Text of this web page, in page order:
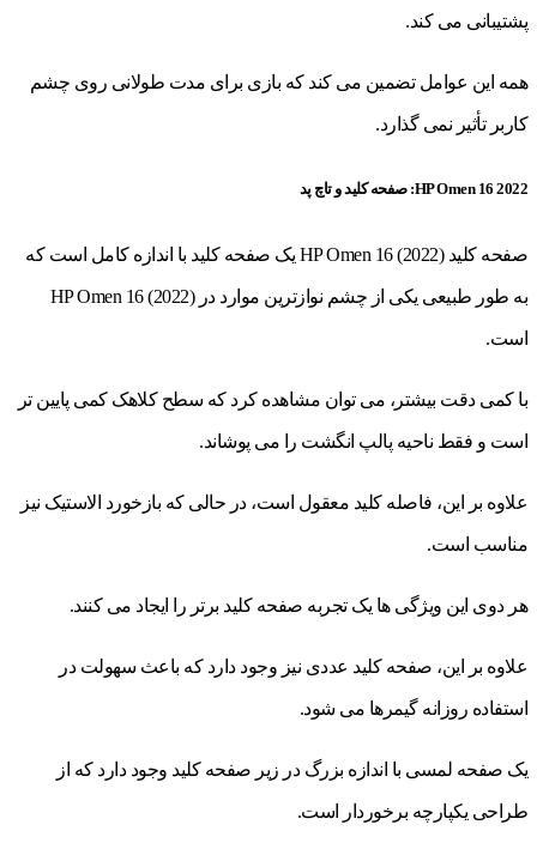
پشتیبانی می کند.
همه این عوامل تضمین می کند که بازی برای مدت طولانی روی چشم
کاربر تأثیر نمی گذارد.
HP Omen 16 2022: صفحه کلید و تاچ پد
صفحه کلید HP Omen 16 (2022) یک صفحه کلید با اندازه کامل است که
به طور طبیعی یکی از چشم نوازترین موارد در HP Omen 16 (2022)
است.
با کمی دقت بیشتر، می توان مشاهده کرد که سطح کلاهک کمی پایین تر
است و فقط ناحیه پالپ انگشت را می پوشاند.
علاوه بر این، فاصله کلید معقول است، در حالی که بازخورد الاستیک نیز
مناسب است.
هر دوی این ویژگی ها یک تجربه صفحه کلید برتر را ایجاد می کنند.
علاوه بر این، صفحه کلید عددی نیز وجود دارد که باعث سهولت در
استفاده روزانه گیمرها می شود.
یک صفحه لمسی با اندازه بزرگ در زیر صفحه کلید وجود دارد که از
طراحی یکپارچه برخوردار است.